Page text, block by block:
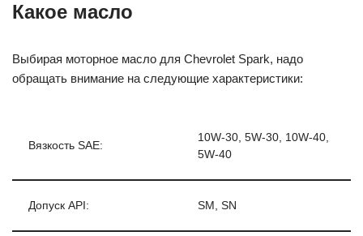
Какое масло
Выбирая моторное масло для Chevrolet Spark, надо
обращать внимание на следующие характеристики:
Вязкость SAE:
10W-30, 5W-30, 10W-40,
5W-40
Допуск API: SM, SN